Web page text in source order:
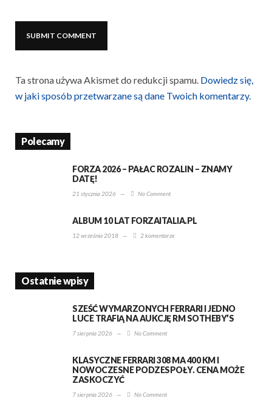
Ta strona używa Akismet do redukcji spamu. Dowiedz się,
w jaki sposób przetwarzane są dane Twoich komentarzy.
Polecamy
FORZA 2026 – PAŁAC ROZALIN – ZNAMY
DATĘ!
21 stycznia 2026 — No Comment
ALBUM 10 LAT FORZAITALIA.PL
12 września 2018 — 2 komentarze
Ostatnie wpisy
SZEŚĆ WYMARZONYCH FERRARI I JEDNO
LUCE TRAFIĄ NA AUKCJĘ RM SOTHEBY’S
7 sierpnia 2026 — No Comment
KLASYCZNE FERRARI 308 MA 400 KM I
NOWOCZESNE PODZESPOŁY. CENA MOŻE
ZASKOCZYĆ
7 sierpnia 2026 — No Comment